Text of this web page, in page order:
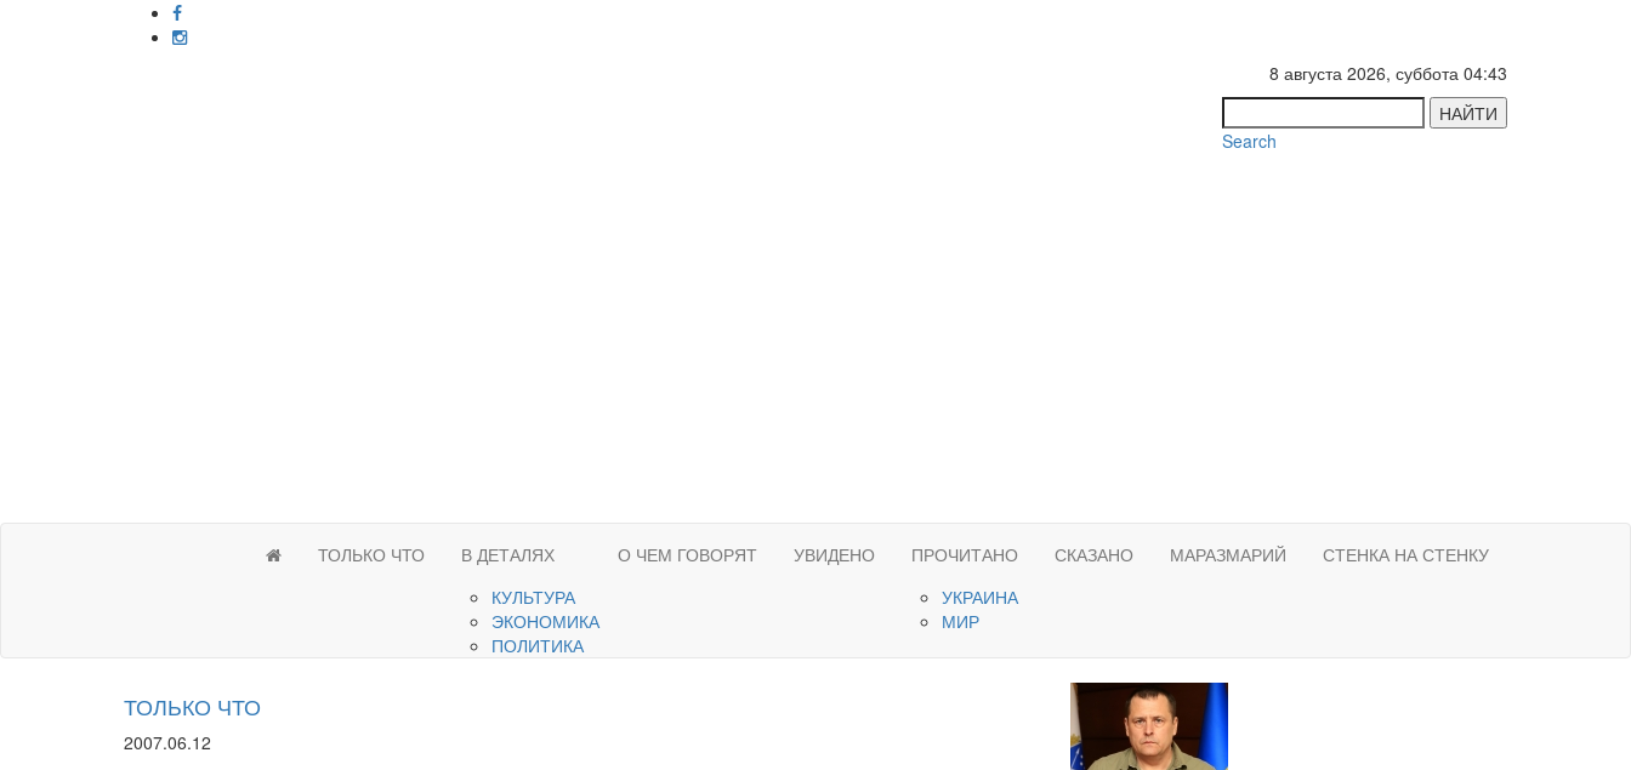
8 августа 2026, суббота 04:43
НАЙТИ
Search
ТОЛЬКО ЧТО
В ДЕТАЛЯХ
КУЛЬТУРА
ЭКОНОМИКА
ПОЛИТИКА
О ЧЕМ ГОВОРЯТ УВИДЕНО
ПРОЧИТАНО
УКРАИНА
МИР
СКАЗАНО МАРАЗМАРИЙ СТЕНКА НА СТЕНКУ
ТОЛЬКО ЧТО
2007.06.12